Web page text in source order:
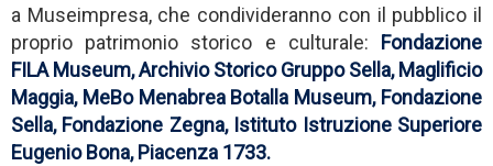
a Museimpresa, che condivideranno con il pubblico il
proprio patrimonio storico e culturale: Fondazione
FILA Museum, Archivio Storico Gruppo Sella, Maglificio
Maggia, MeBo Menabrea Botalla Museum, Fondazione
Sella, Fondazione Zegna, Istituto Istruzione Superiore
Eugenio Bona, Piacenza 1733.